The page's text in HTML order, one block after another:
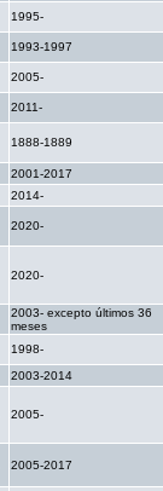
1995-
1993-1997
2005-
2011-
1888-1889
2001-2017
2014-
2020-
2020-
2003- excepto últimos 36
meses
1998-
2003-2014
2005-
2005-2017